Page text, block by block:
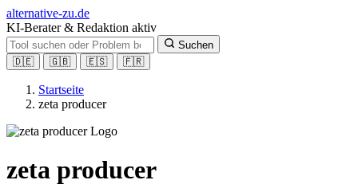
alternative-zu.de
KI-Berater & Redaktion aktiv
Suchen
🇩🇪
🇬🇧 🇪🇸 🇫🇷
Startseite
zeta producer
zeta producer